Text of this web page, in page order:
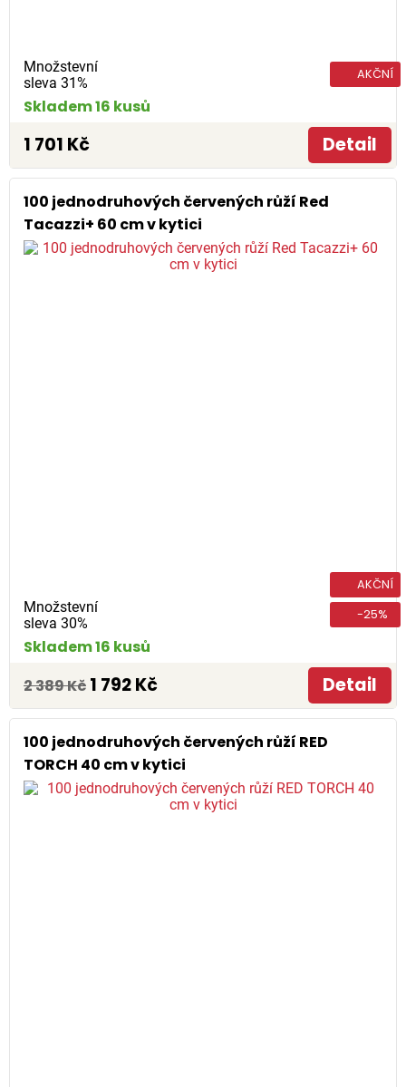
Množstevní
sleva 31%
AKČNÍ
Skladem 16 kusů
1 701 Kč Detail
100 jednodruhových červených růží Red
Tacazzi+ 60 cm v kytici
Množstevní
sleva 30%
AKČNÍ
-25%
Skladem 16 kusů
2 389 Kč 1 792 Kč Detail
100 jednodruhových červených růží RED
TORCH 40 cm v kytici